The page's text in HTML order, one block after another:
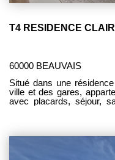
T4 RESIDENCE
60000 BEAUVAIS
Situé dans une
ville et des gares,
avec placards, séjour,